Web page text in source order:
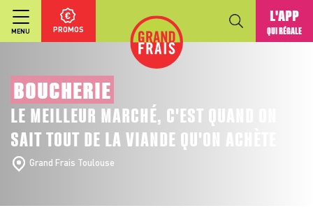
MENU PROMOS
L'APP
QUI RÉGALE
BOUCHERIE
LE MEILLEUR MARCHÉ, C'EST QUAND ON
SAIT TOUT DE LA VIANDE QU'ON ACHÈTE
Grand Frais Toulouse